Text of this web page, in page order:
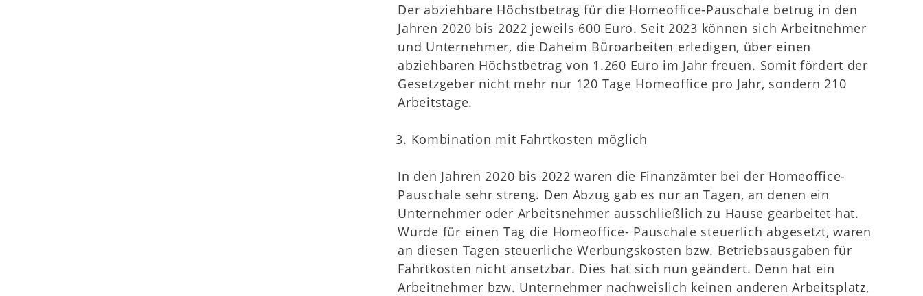
Der abziehbare Höchstbetrag für die Homeoffice-Pauschale betrug in den
Jahren 2020 bis 2022 jeweils 600 Euro. Seit 2023 können sich Arbeitnehmer
und Unternehmer, die Daheim Büroarbeiten erledigen, über einen
abziehbaren Höchstbetrag von 1.260 Euro im Jahr freuen. Somit fördert der
Gesetzgeber nicht mehr nur 120 Tage Homeoffice pro Jahr, sondern 210
Arbeitstage.
Kombination mit Fahrtkosten möglich
In den Jahren 2020 bis 2022 waren die Finanzämter bei der Homeoffice-
Pauschale sehr streng. Den Abzug gab es nur an Tagen, an denen ein
Unternehmer oder Arbeitsnehmer ausschließlich zu Hause gearbeitet hat.
Wurde für einen Tag die Homeoffice- Pauschale steuerlich abgesetzt, waren
an diesen Tagen steuerliche Werbungskosten bzw. Betriebsausgaben für
Fahrtkosten nicht ansetzbar. Dies hat sich nun geändert. Denn hat ein
Arbeitnehmer bzw. Unternehmer nachweislich keinen anderen Arbeitsplatz,